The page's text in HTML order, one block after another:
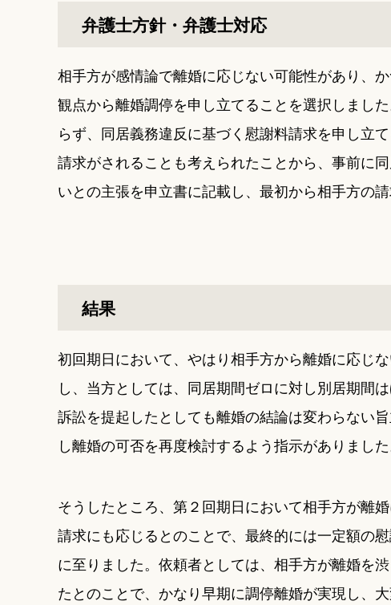
弁護士方針・弁護士対応
相手方が感情論で離婚に応じない可能性があり、
観点から離婚調停を申し立てることを選択しまし
らず、同居義務違反に基づく慰謝料請求を申し立
請求がされることも考えられたことから、事前に
いとの主張を申立書に記載し、最初から相手方の
結果
初回期日において、やはり相手方から離婚に応じ
し、当方としては、同居期間ゼロに対し別居期間
訴訟を提起したとしても離婚の結論は変わらない
し離婚の可否を再度検討するよう指示がありました
そうしたところ、第２回期日において相手方が離
請求にも応じるとのことで、最終的には一定額の
に至りました。依頼者としては、相手方が離婚を
たとのことで、かなり早期に調停離婚が実現し、大